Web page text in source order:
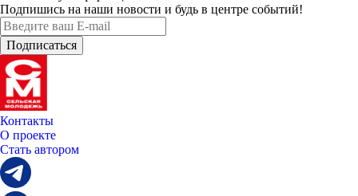
Подпишись на наши новости и будь в центре событий!
Контакты
О проекте
Стать автором